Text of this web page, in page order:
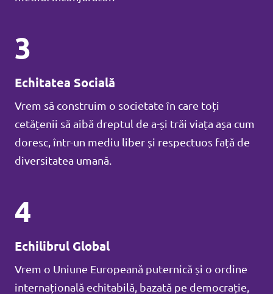
3
Echitatea Socială
Vrem să construim o societate în care toți
cetățenii să aibă dreptul de a-și trăi viața așa cum
doresc, într-un mediu liber și respectuos față de
diversitatea umană.
4
Echilibrul Global
Vrem o Uniune Europeană puternică și o ordine
internațională echitabilă, bazată pe democrație,